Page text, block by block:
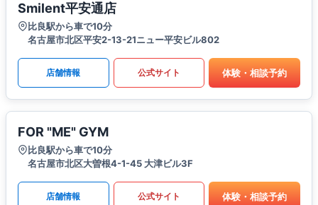
Smilent平安通店
比良駅から車で10分
名古屋市北区平安2-13-21ニュー平安ビル802
店舗情報 公式サイト 体験・相談予約
FOR "ME" GYM
比良駅から車で10分
名古屋市北区大曽根4-1-45 大津ビル3F
店舗情報 公式サイト 体験・相談予約